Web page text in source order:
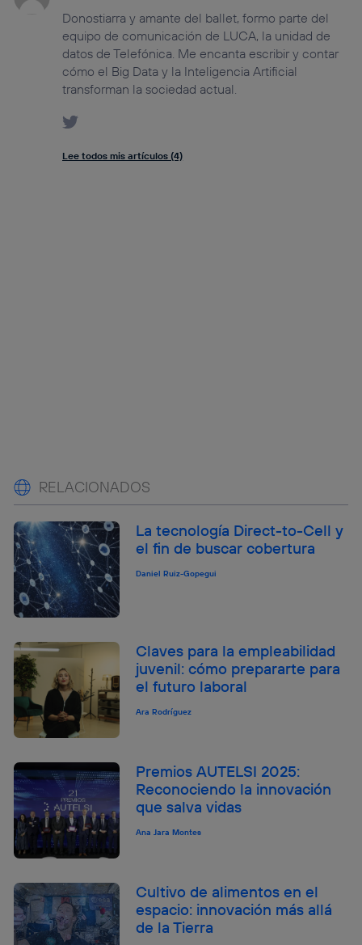
Donostiarra y amante del ballet, formo parte del
equipo de comunicación de LUCA, la unidad de
datos de Telefónica. Me encanta escribir y contar
cómo el Big Data y la Inteligencia Artificial
transforman la sociedad actual.
Lee todos mis artículos (4)
RELACIONADOS
La tecnología Direct-to-Cell y
el fin de buscar cobertura
Daniel Ruiz-Gopegui
Claves para la empleabilidad
juvenil: cómo prepararte para
el futuro laboral
Ara Rodríguez
Premios AUTELSI 2025:
Reconociendo la innovación
que salva vidas
Ana Jara Montes
Cultivo de alimentos en el
espacio: innovación más allá
de la Tierra